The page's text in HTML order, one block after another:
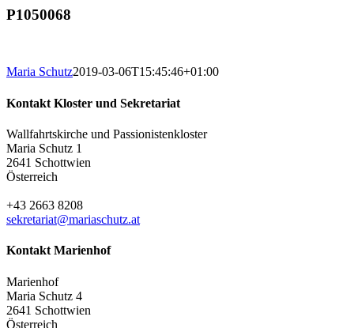
P1050068
Maria Schutz2019-03-06T15:45:46+01:00
Kontakt Kloster und Sekretariat
Wallfahrtskirche und Passionistenkloster
Maria Schutz 1
2641 Schottwien
Österreich
+43 2663 8208
sekretariat@mariaschutz.at
Kontakt Marienhof
Marienhof
Maria Schutz 4
2641 Schottwien
Österreich